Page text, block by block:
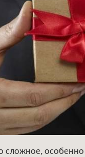
сложное,